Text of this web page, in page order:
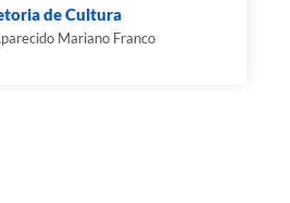
de Cultura
Mariano Franco